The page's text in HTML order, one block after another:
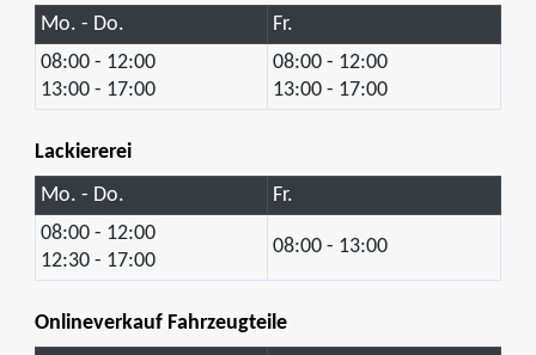
Mo. - Do.
Fr.
08:00 - 12:00
13:00 - 17:00
08:00 - 12:00
13:00 - 17:00
Lackiererei
Mo. - Do.
Fr.
08:00 - 12:00
12:30 - 17:00
08:00 - 13:00
Onlineverkauf Fahrzeugteile